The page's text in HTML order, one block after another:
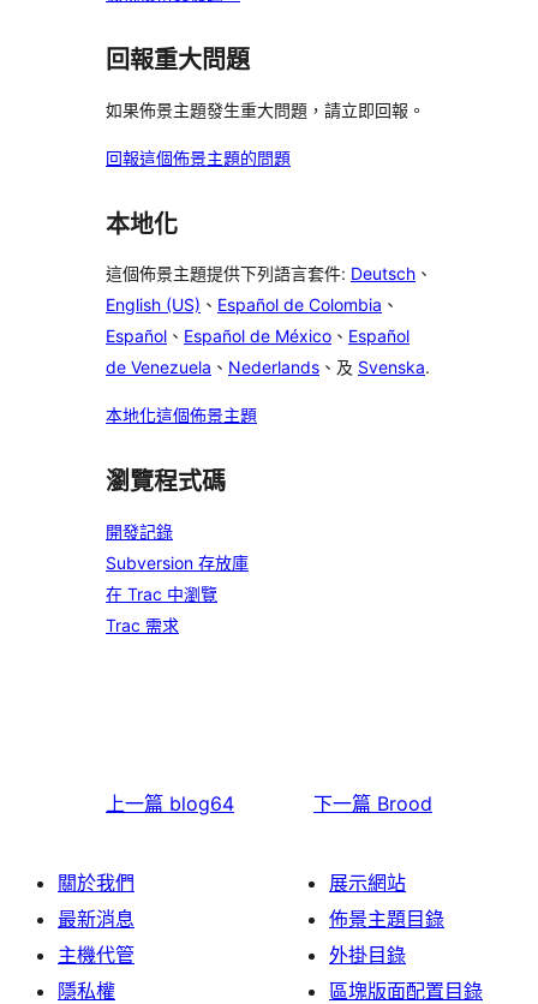
回報重大問題
如果佈景主題發生重大問題，請立即回報。
回報這個佈景主題的問題
本地化
這個佈景主題提供下列語言套件: Deutsch 、
English (US) 、 Español de Colombia 、
Español 、 Español de México 、 Español
de Venezuela 、 Nederlands 、及 Svenska.
本地化這個佈景主題
瀏覽程式碼
開發記錄
Subversion 存放庫
在 Trac 中瀏覽
Trac 需求
上一篇 blog64 下一篇 Brood
關於我們
最新消息
主機代管
隱私權
展示網站
佈景主題目錄
外掛目錄
區塊版面配置目錄